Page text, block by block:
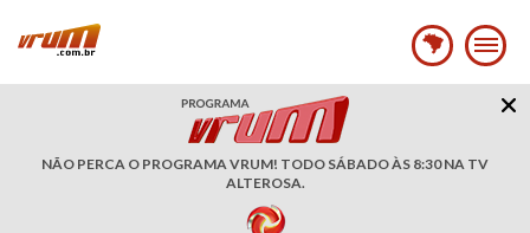
NÃO PERCA O PROGRAMA VRUM! TODO SÁBADO ÀS 8:30 NA TV
ALTEROSA.